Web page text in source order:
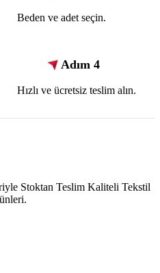
Beden ve adet seçin.
Adım 4
Hızlı ve ücretsiz teslim alın.
Stoktan Teslim Kaliteli Tekstil